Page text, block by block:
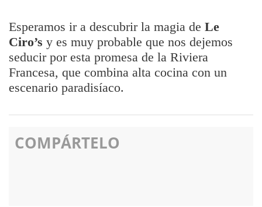
Esperamos ir a descubrir la magia de Le
Ciro’s y es muy probable que nos dejemos
seducir por esta promesa de la Riviera
Francesa, que combina alta cocina con un
escenario paradisíaco.
COMPÁRTELO